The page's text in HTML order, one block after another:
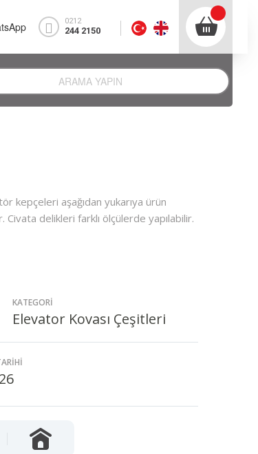
0212
244 2150
kepçeleri aşağıdan yukarıya ürün
Civata delikleri farklı ölçülerde yapılabilir.
KATEGORİ
Elevator Kovası Çeşitleri